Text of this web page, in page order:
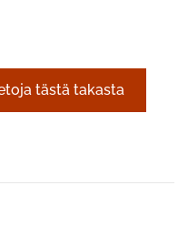
tästä takasta